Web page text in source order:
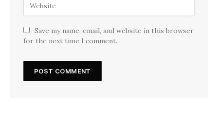
Save my name, email, and website in this browser
for the next time I comment.